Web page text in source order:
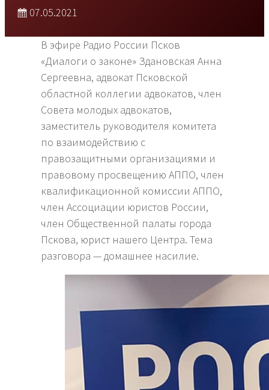
07.05.2021
В эфире Радио России Псков
«Диалоги о законе» Здановская Анна
Сергеевна, адвокат Псковской
областной коллегии адвокатов, член
Совета молодых адвокатов,
заместитель руководителя комитета
по взаимодействию с
правозащитными организациями и
правовому просвещению АППО, член
квалификационной комиссии АППО,
член Ассоциации юристов России,
член Общественной палаты города
Пскова, юрист нашего Центра. Тема
разговора — домашнее насилие.